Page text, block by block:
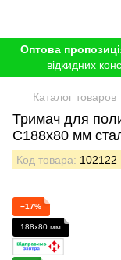
Оптова
відкидних
Каталог товаров
Тримач для
C188x80 мм
Код товара: 102122
−17%
188x80 мм